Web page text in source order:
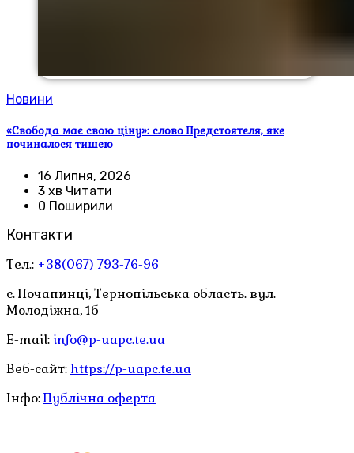
Новини
«Свобода має свою ціну»: слово Предстоятеля, яке
починалося тишею
16 Липня, 2026
3 хв Читати
0 Поширили
Контакти
Тел.: +38(067) 793-76-96
с. Почапинці, Тернопільська область. вул.
Молодіжна, 1б
E-mail: info@p-uapc.te.ua
Веб-сайт: https://p-uapc.te.ua
Інфо:Публічна оферта